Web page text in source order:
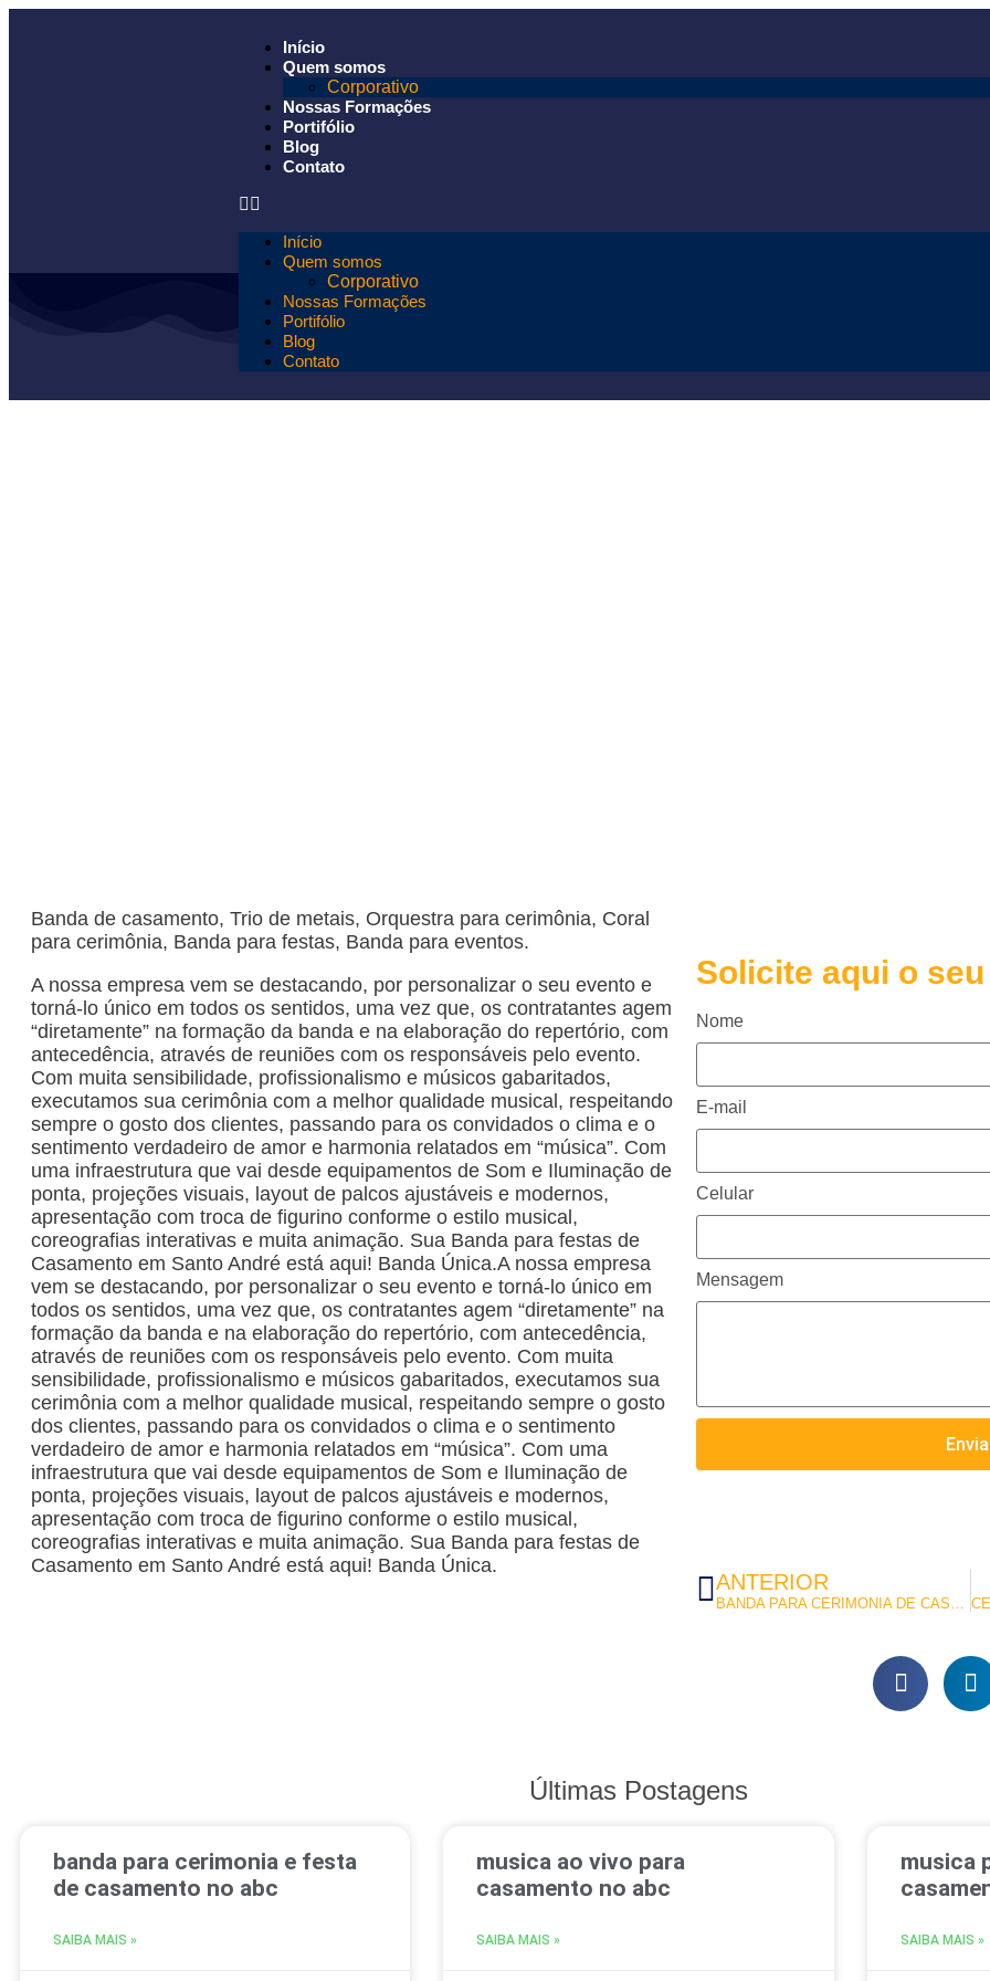
Início
Quem somos
Corporativo
Nossas Formações
Portifólio
Blog
Contato
Início
Quem somos
Corporativo
Nossas Formações
Portifólio
Blog
Contato
Banda de casamento, Trio de metais, Orquestra para cerimônia, Coral
para cerimônia, Banda para festas, Banda para eventos.
A nossa empresa vem se destacando, por personalizar o seu evento e
torná-lo único em todos os sentidos, uma vez que, os contratantes agem
“diretamente” na formação da banda e na elaboração do repertório, com
antecedência, através de reuniões com os responsáveis pelo evento.
Com muita sensibilidade, profissionalismo e músicos gabaritados,
executamos sua cerimônia com a melhor qualidade musical, respeitando
sempre o gosto dos clientes, passando para os convidados o clima e o
sentimento verdadeiro de amor e harmonia relatados em “música”. Com
uma infraestrutura que vai desde equipamentos de Som e Iluminação de
ponta, projeções visuais, layout de palcos ajustáveis e modernos,
apresentação com troca de figurino conforme o estilo musical,
coreografias interativas e muita animação. Sua Banda para festas de
Casamento em Santo André está aqui! Banda Única.A nossa empresa
vem se destacando, por personalizar o seu evento e torná-lo único em
todos os sentidos, uma vez que, os contratantes agem “diretamente” na
formação da banda e na elaboração do repertório, com antecedência,
através de reuniões com os responsáveis pelo evento. Com muita
sensibilidade, profissionalismo e músicos gabaritados, executamos sua
cerimônia com a melhor qualidade musical, respeitando sempre o gosto
dos clientes, passando para os convidados o clima e o sentimento
verdadeiro de amor e harmonia relatados em “música”. Com uma
infraestrutura que vai desde equipamentos de Som e Iluminação de
ponta, projeções visuais, layout de palcos ajustáveis e modernos,
apresentação com troca de figurino conforme o estilo musical,
coreografias interativas e muita animação. Sua Banda para festas de
Casamento em Santo André está aqui! Banda Única.
Solicite aqui o
Nome
E-mail
Celular
Mensagem
ANTERIOR
BANDA PARA CERIMONIA DE CASAMENTO EM SBC
Últimas Postagens
banda para cerimonia e festa
de casamento no abc
SAIBA MAIS »
musica ao vivo para
casamento no abc
SAIBA MAIS »
musica
SAIBA MAIS »